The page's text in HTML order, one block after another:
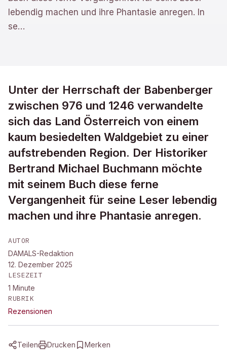
lebendig machen und ihre Phantasie anregen. In
se…
Unter der Herrschaft der Babenberger
zwischen 976 und 1246 verwandelte
sich das Land Österreich von einem
kaum besiedelten Waldgebiet zu einer
aufstrebenden Region. Der Historiker
Bertrand Michael Buchmann möchte
mit seinem Buch diese ferne
Vergangenheit für seine Leser lebendig
machen und ihre Phantasie anregen.
AUTOR
DAMALS-Redaktion
12. Dezember 2025
LESEZEIT
1 Minute
RUBRIK
Rezensionen
Teilen Drucken Merken